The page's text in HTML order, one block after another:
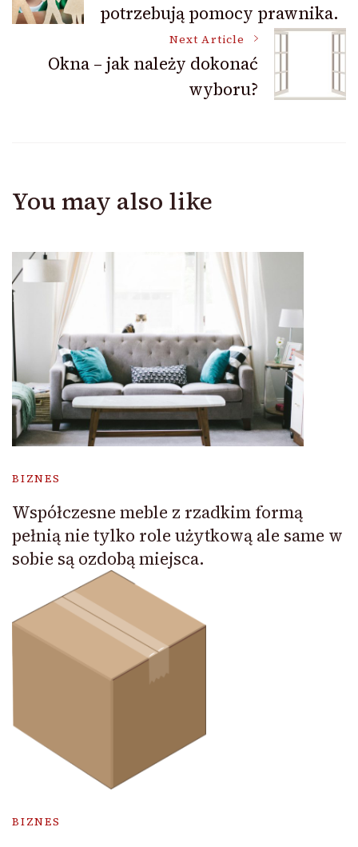
Navigationpotrzebują pomocy prawnika.
Next Article
Okna – jak należy dokonać
wyboru?
You may also like
BIZNES
Współczesne meble z rzadkim formą
pełnią nie tylko role użytkową ale same w
sobie są ozdobą miejsca.
BIZNES